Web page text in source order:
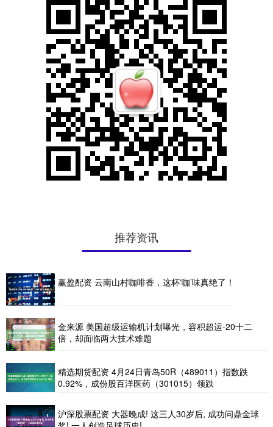
推荐资讯
赢盈配资 云南山村咖啡香，这杯‘咖’味真绝了！
金来源 美国超级运输机计划曝光，容积超运-20十二
倍，却面临两大技术难题
精选期货配资 4月24日青岛50R（489011）指数跌
0.92%，成份股百洋医药（301015）领跌
沪深股票配资 大器晚成! 这三人30岁后, 成功问鼎金球